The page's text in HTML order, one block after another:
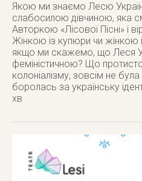
Якою ми знаємо Лесю
слабосилою дівчиною, яка
Авторкою «Лісової Пісні» і
Жінкою із купюри чи жінкою
якщо ми скажемо, що Леся
феміністичною? Що
колоніалізму, зовсім не
боролась за українську
хв